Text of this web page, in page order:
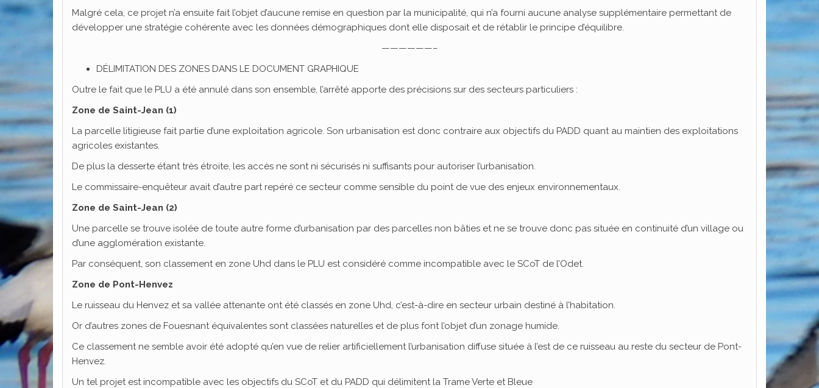
Malgré cela, ce projet n’a ensuite fait l’objet d’aucune remise en question par la municipalité, qui n’a fourni aucune analyse supplémentaire permettant de
développer une stratégie cohérente avec les données démographiques dont elle disposait et de rétablir le principe d’équilibre.
——————–
DÉLIMITATION DES ZONES DANS LE DOCUMENT GRAPHIQUE
Outre le fait que le PLU a été annulé dans son ensemble, l’arrêté apporte des précisions sur des secteurs particuliers :
Zone de Saint-Jean (1)
La parcelle litigieuse fait partie d’une exploitation agricole. Son urbanisation est donc contraire aux objectifs du PADD quant au maintien des exploitations
agricoles existantes.
De plus la desserte étant très étroite, les accès ne sont ni sécurisés ni suffisants pour autoriser l’urbanisation.
Le commissaire-enquêteur avait d’autre part repéré ce secteur comme sensible du point de vue des enjeux environnementaux.
Zone de Saint-Jean (2)
Une parcelle se trouve isolée de toute autre forme d’urbanisation par des parcelles non bâties et ne se trouve donc pas située en continuité d’un village ou
d’une agglomération existante.
Par conséquent, son classement en zone Uhd dans le PLU est considéré comme incompatible avec le SCoT de l’Odet.
Zone de Pont-Henvez
Le ruisseau du Henvez et sa vallée attenante ont été classés en zone Uhd, c’est-à-dire en secteur urbain destiné à l’habitation.
Or d’autres zones de Fouesnant équivalentes sont classées naturelles et de plus font l’objet d’un zonage humide.
Ce classement ne semble avoir été adopté qu’en vue de relier artificiellement l’urbanisation diffuse située à l’est de ce ruisseau au reste du secteur de Pont-
Henvez.
Un tel projet est incompatible avec les objectifs du SCoT et du PADD qui délimitent la Trame Verte et Bleue